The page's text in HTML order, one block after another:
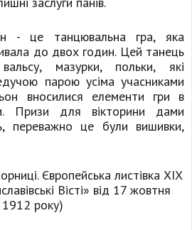
- це танцювальна гра, яка
до двох годин. Цей танець
мазурки, польки, які
парою усіма учасниками
вносилися елементи гри в
Призи для вікторини дами
переважно це були вишивки,